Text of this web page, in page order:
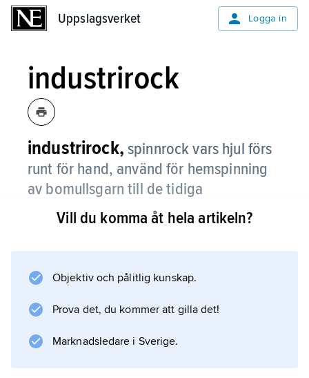
Uppslagsverket Logga in
industrirock
industrirock, spinnrock vars hjul förs
runt för hand, använd för hemspinning
av bomullsgarn till de tidiga
bomullsväverierna i slutet av 1700-talet.
.
Information om artikeln
Vill du komma åt hela artikeln?
Objektiv och pålitlig kunskap.
Prova det, du kommer att gilla det!
Marknadsledare i Sverige.